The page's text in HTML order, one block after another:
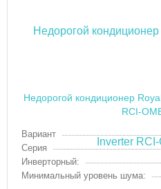
Недорогой кондиционер
RCI-
Вариант
Серия
Инверторный:
Минимальный уровень шума: